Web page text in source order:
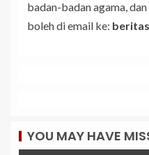
badan-badan agama,
boleh di email ke:
YOU MAY HAVE